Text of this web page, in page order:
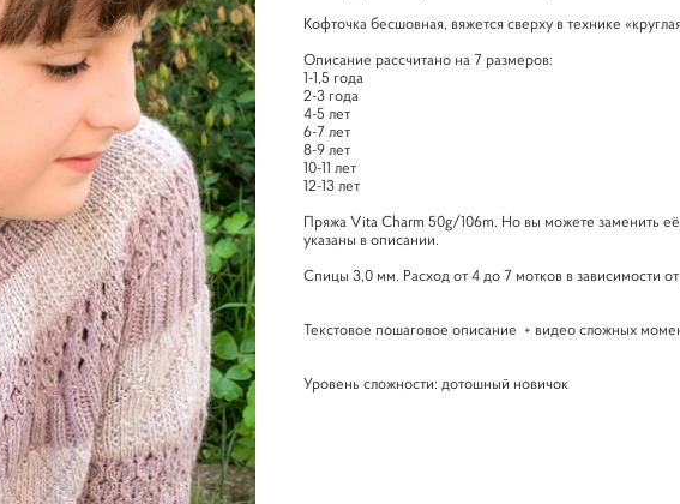
Кофточка бесшовная, вяжется сверху в технике
Описание рассчитано на 7 размеров:
1-1,5 года
2-3 года
4-5 лет
6-7 лет
8-9 лет
10-11 лет
12-13 лет
Пряжа Vita Charm 50g/106m. Но вы можете заменить
указаны в описании.
Спицы 3,0 мм. Расход от 4 до 7 мотков в зависимости
Текстовое пошаговое описание + видео сложных
Уровень сложности: дотошный новичок